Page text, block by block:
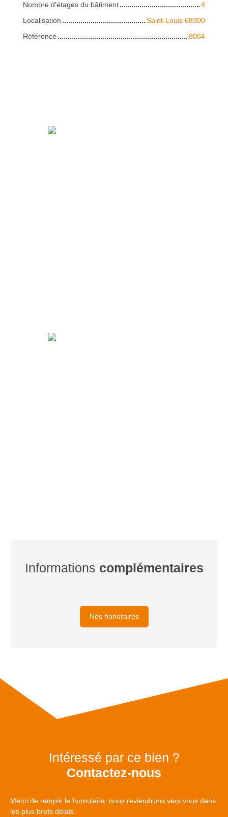
Nombre d'étages du bâtiment
4
Localisation
Saint-Louis 68300
Référence
8064
Informations complémentaires
Nos honoraires
Intéressé par ce bien ?
Contactez-nous
Merci de remplir le formulaire, nous reviendrons vers vous dans
les plus brefs délais.